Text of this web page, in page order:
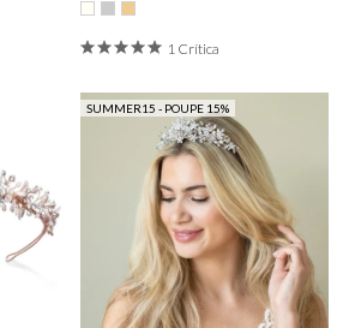
1 Crítica
SUMMER15 - POUPE 15%